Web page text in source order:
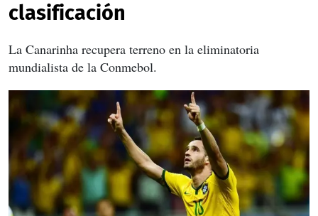
clasificación
La Canarinha recupera terreno en la eliminatoria
mundialista de la Conmebol.